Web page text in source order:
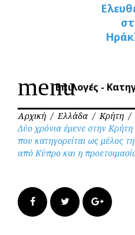
menuΕπιλογές -
Αρχική / Ελλάδα / Κρήτη /
Δύο χρόνια έμενε στην Κρήτη
που κατηγορείται ως μέλος
από Κύπρο και η
FacebookTwitter Google+